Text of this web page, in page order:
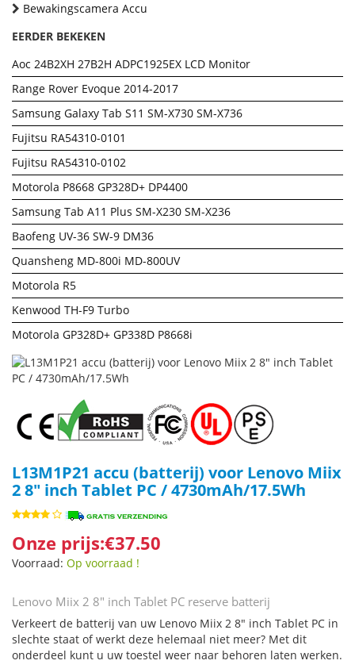
Bewakingscamera Accu
EERDER BEKEKEN
Aoc 24B2XH 27B2H ADPC1925EX LCD Monitor
Range Rover Evoque 2014-2017
Samsung Galaxy Tab S11 SM-X730 SM-X736
Fujitsu RA54310-0101
Fujitsu RA54310-0102
Motorola P8668 GP328D+ DP4400
Samsung Tab A11 Plus SM-X230 SM-X236
Baofeng UV-36 SW-9 DM36
Quansheng MD-800i MD-800UV
Motorola R5
Kenwood TH-F9 Turbo
Motorola GP328D+ GP338D P8668i
L13M1P21 accu (batterij) voor Lenovo Miix
2 8" inch Tablet PC / 4730mAh/17.5Wh
Onze prijs:€37.50
Voorraad: Op voorraad !
Lenovo Miix 2 8" inch Tablet PC reserve batterij
Verkeert de batterij van uw Lenovo Miix 2 8" inch Tablet PC in
slechte staat of werkt deze helemaal niet meer? Met dit
onderdeel kunt u uw toestel weer naar behoren laten werken.